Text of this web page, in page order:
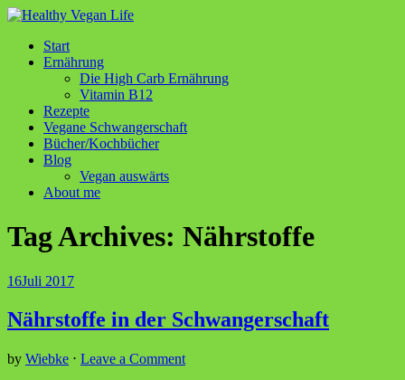
Start
Ernährung
Die High Carb Ernährung
Vitamin B12
Rezepte
Vegane Schwangerschaft
Bücher/Kochbücher
Blog
Vegan auswärts
About me
Tag Archives: Nährstoffe
16Juli 2017
Nährstoffe in der Schwangerschaft
by Wiebke ⋅ Leave a Comment